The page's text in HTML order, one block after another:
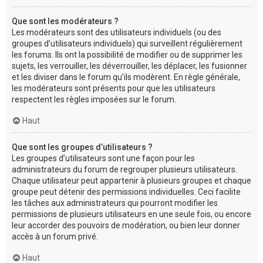
Que sont les modérateurs ?
Les modérateurs sont des utilisateurs individuels (ou des
groupes d’utilisateurs individuels) qui surveillent régulièrement
les forums. Ils ont la possibilité de modifier ou de supprimer les
sujets, les verrouiller, les déverrouiller, les déplacer, les fusionner
et les diviser dans le forum qu’ils modèrent. En règle générale,
les modérateurs sont présents pour que les utilisateurs
respectent les règles imposées sur le forum.
Haut
Que sont les groupes d’utilisateurs ?
Les groupes d’utilisateurs sont une façon pour les
administrateurs du forum de regrouper plusieurs utilisateurs.
Chaque utilisateur peut appartenir à plusieurs groupes et chaque
groupe peut détenir des permissions individuelles. Ceci facilite
les tâches aux administrateurs qui pourront modifier les
permissions de plusieurs utilisateurs en une seule fois, ou encore
leur accorder des pouvoirs de modération, ou bien leur donner
accès à un forum privé.
Haut